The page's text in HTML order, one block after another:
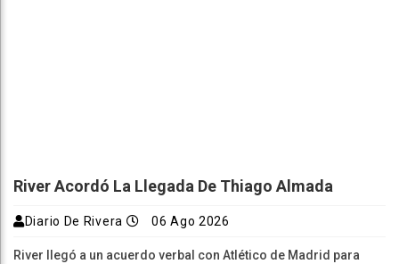
River Acordó La Llegada De Thiago Almada
Diario De Rivera 06 Ago 2026
River llegó a un acuerdo verbal con Atlético de Madrid para